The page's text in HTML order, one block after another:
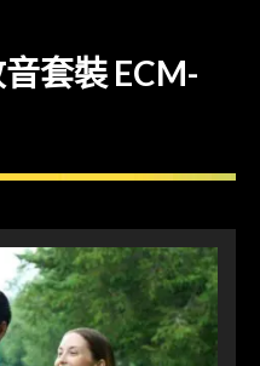
套裝 ECM-